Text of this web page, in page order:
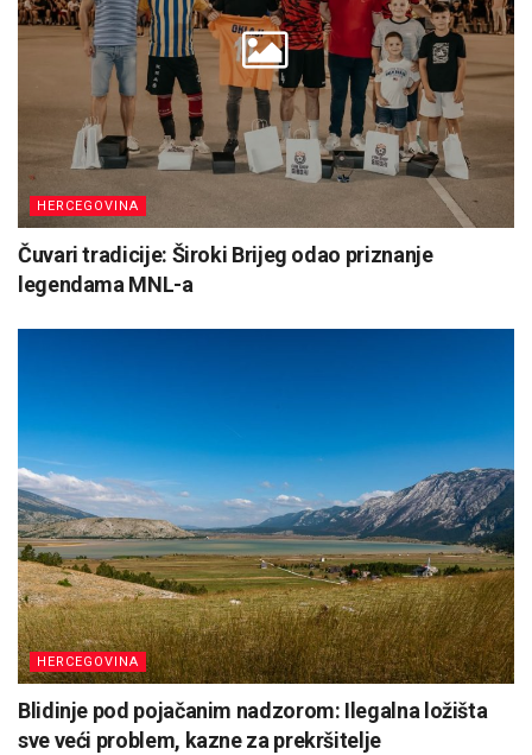
HERCEGOVINA
Čuvari tradicije: Široki Brijeg odao priznanje
legendama MNL-a
HERCEGOVINA
Blidinje pod pojačanim nadzorom: Ilegalna ložišta
sve veći problem, kazne za prekršitelje